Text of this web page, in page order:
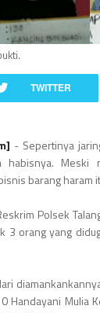
TWITTER
- Sepertinya
habisnya. Meski
barang haram
Polsek
3 orang yang
Handayani Mulia